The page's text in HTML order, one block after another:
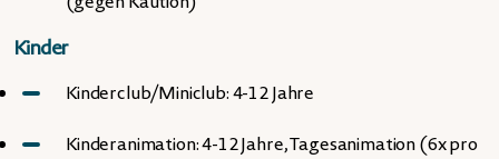
Kinder
Kinderclub/Miniclub: 4-12 Jahre
Kinderanimation: 4-12 Jahre, Tagesanimation (6x pro